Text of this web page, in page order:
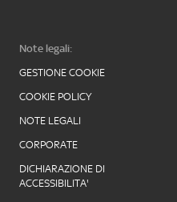
Note legali:
GESTIONE COOKIE
COOKIE POLICY
NOTE LEGALI
CORPORATE
DICHIARAZIONE DI
ACCESSIBILITA'